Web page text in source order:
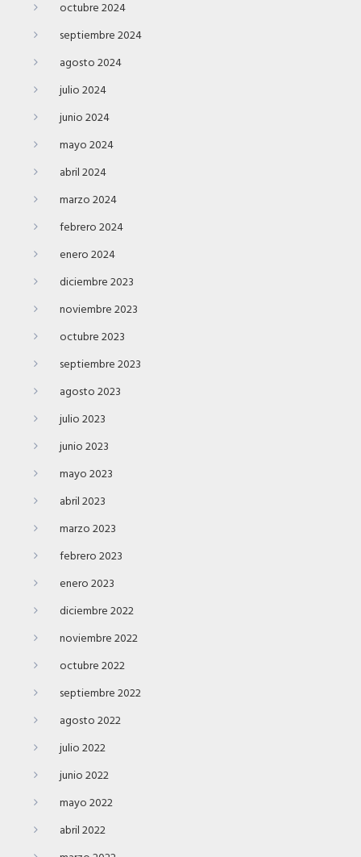
octubre 2024
septiembre 2024
agosto 2024
julio 2024
junio 2024
mayo 2024
abril 2024
marzo 2024
febrero 2024
enero 2024
diciembre 2023
noviembre 2023
octubre 2023
septiembre 2023
agosto 2023
julio 2023
junio 2023
mayo 2023
abril 2023
marzo 2023
febrero 2023
enero 2023
diciembre 2022
noviembre 2022
octubre 2022
septiembre 2022
agosto 2022
julio 2022
junio 2022
mayo 2022
abril 2022